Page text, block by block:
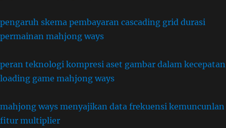
pengaruh skema pembayaran cascading grid durasi
permainan mahjong ways
peran teknologi kompresi aset gambar dalam kecepatan
loading game mahjong ways
mahjong ways menyajikan data frekuensi kemuncunlan
fitur multiplier